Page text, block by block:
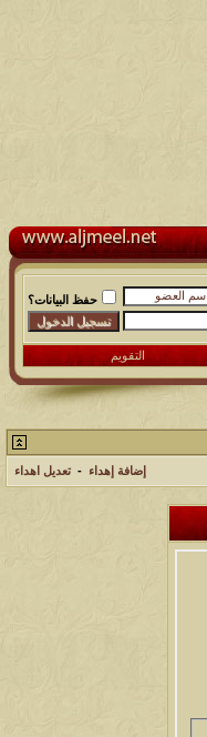
حفظ البيانات؟
التقويم
إضافة إهداء - تعديل اهداء